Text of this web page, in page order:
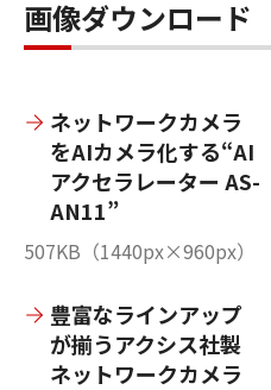
画像ダウンロード
ネットワークカメラ
をAIカメラ化する“AI
アクセラレーター AS-
AN11”
507KB（1440px×960px）
豊富なラインアップ
が揃うアクシス社製
ネットワークカメラ